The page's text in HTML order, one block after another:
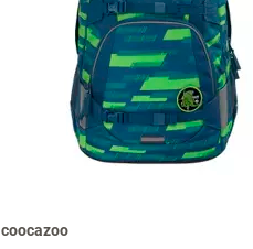
coocazoo